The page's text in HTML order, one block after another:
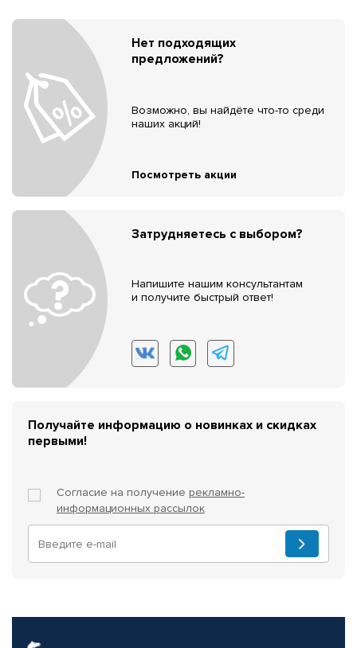
Нет подходящих
предложений?
Возможно, вы найдёте что-то среди
наших акций!
Посмотреть акции
Затрудняетесь с выбором?
Напишите нашим консультантам
и получите быстрый ответ!
Получайте информацию о новинках и скидках
первыми!
Согласие на получение рекламно-
информационных рассылок